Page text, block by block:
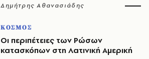
Δημήτρης Αθανασιάδης
ΚΟΣΜΟΣ
Οι περιπέτειες των Ρώσων
κατασκόπων στη Λατινική Αμερική